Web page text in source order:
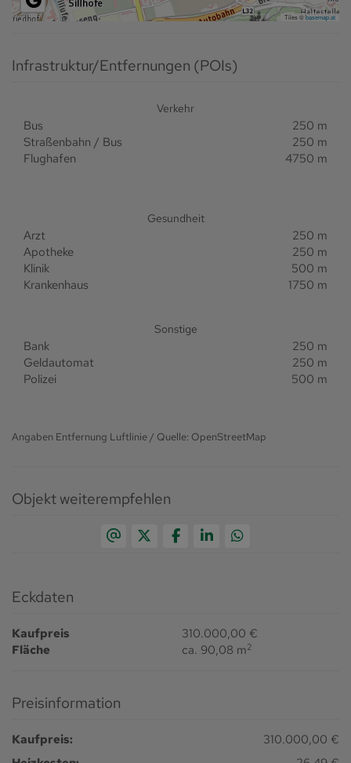
Tiles ©basemap.at
Infrastruktur/Entfernungen (POIs)
Verkehr
Bus
250 m
Straßenbahn / Bus
250 m
Flughafen
4750 m
Gesundheit
Arzt
250 m
Apotheke
250 m
Klinik
500 m
Krankenhaus
1750 m
Sonstige
Bank
250 m
Geldautomat
250 m
Polizei
500 m
Angaben Entfernung Luftlinie / Quelle: OpenStreetMap
Objekt weiterempfehlen
Eckdaten
Kaufpreis
310.000,00 €
Fläche
ca. 90,08 m2
Preisinformation
Kaufpreis:
310.000,00 €